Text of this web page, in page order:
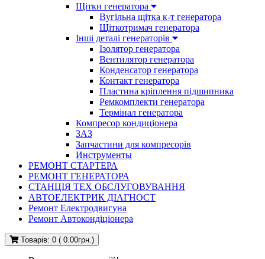
Щітки генератора
Вугільна щітка к-т генератора
Щіткотримач генератора
Інші деталі генераторів
Ізолятор генератора
Вентилятор генератора
Конденсатор генератора
Контакт генератора
Пластина кріплення підшипника
Ремкомплекти генератора
Термінал генератора
Компресор кондиціонера
ЗАЗ
Запчастини для компресорів
Инструменты
РЕМОНТ СТАРТЕРА
РЕМОНТ ГЕНЕРАТОРА
СТАНЦІЯ ТЕХ ОБСЛУГОВУВАННЯ
АВТОЕЛЕКТРИК ДІАГНОСТ
Ремонт Електродвигуна
Ремонт Автокондіціонера
Товарів: 0 ( 0.00грн.)